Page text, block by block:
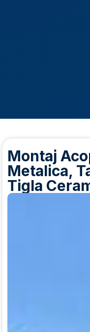
Montaj
Metalica,
Tigla